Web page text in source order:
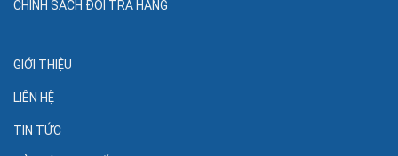
CHÍNH SÁCH ĐỔI TRẢ HÀNG
GIỚI THIỆU
LIÊN HỆ
TIN TỨC